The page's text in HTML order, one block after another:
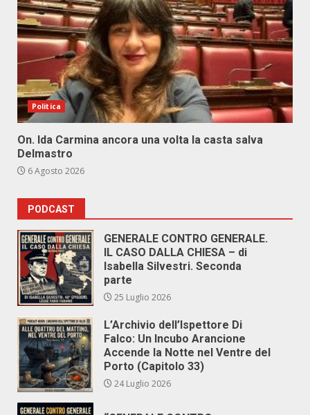
Politica
On. Ida Carmina ancora una volta la casta salva
Delmastro
6 Agosto 2026
PODCAST
GENERALE CONTRO GENERALE.
IL CASO DALLA CHIESA – di
Isabella Silvestri. Seconda
parte
25 Luglio 2026
L’Archivio dell’Ispettore Di
Falco: Un Incubo Arancione
Accende la Notte nel Ventre del
Porto (Capitolo 33)
24 Luglio 2026